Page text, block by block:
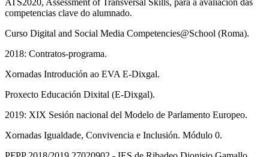
competencias clave do alumnado.
Curso Digital and Social Media Competencies@School (Roma).
2018: Contratos-programa.
Xornadas Introdución ao EVA E-Dixgal.
Proxecto Educación Dixital (E-Dixgal).
2019: XIX Sesión nacional del Modelo de Parlamento Europeo.
Xornadas Igualdade, Convivencia e Inclusión. Módulo 0.